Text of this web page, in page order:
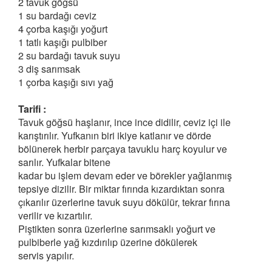
1 su bardağı ceviz
4 çorba kaşığı yoğurt
1 tatlı kaşığı pulbiber
2 su bardağı tavuk suyu
3 diş sarımsak
1 çorba kaşığı sıvı yağ
Tarifi :
Tavuk göğsü haşlanır, ince ince didilir, ceviz içi ile
karıştırılır. Yufkanın biri ikiye katlanır ve dörde
bölünerek herbir parçaya tavuklu harç koyulur ve
sarılır. Yufkalar bitene
kadar bu işlem devam eder ve börekler yağlanmış
tepsiye dizilir. Bir miktar fırında kızardıktan sonra
çıkarılır üzerlerine tavuk suyu dökülür, tekrar fırına
verilir ve kızartılır.
Piştikten sonra üzerlerine sarımsaklı yoğurt ve
pulbiberle yağ kızdırılıp üzerine dökülerek
servis yapılır.